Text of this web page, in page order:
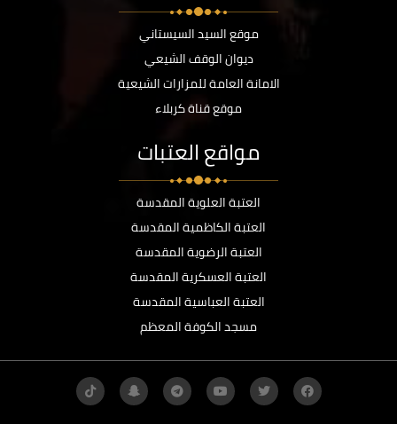
موقع السيد السيستاني
ديوان الوقف الشيعي
الامانة العامة للمزارات الشيعية
موقع قناة كربلاء
مواقع العتبات
العتبة العلوية المقدسة
العتبة الكاظمية المقدسة
العتبة الرضوية المقدسة
العتبة العسكرية المقدسة
العتبة العباسية المقدسة
مسجد الكوفة المعظم